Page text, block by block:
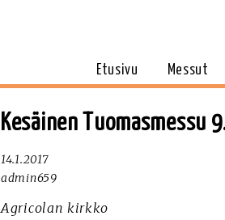
Etusivu Messut
Kesäinen Tuomasmessu
14.1.2017
admin659
Agricolan kirkko